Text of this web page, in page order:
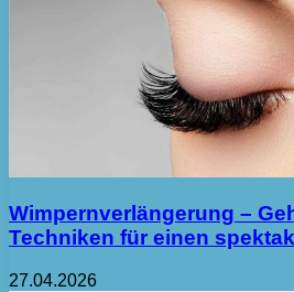
Wimpernverlängerung –
Techniken für einen
27.04.2026